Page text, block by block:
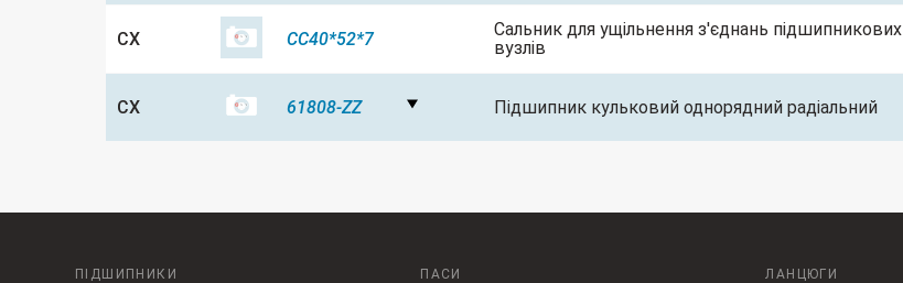
CX CC40*52*7
Сальник для ущільнення з'єднань підшипникових
вузлів
CX 61808-ZZ Підшипник кульковий однорядний радіальний
ПІДШИПНИКИ ПАСИ ЛАНЦЮГИ